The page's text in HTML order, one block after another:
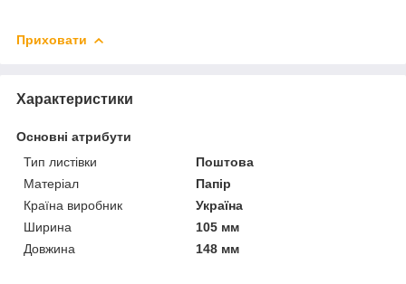
Приховати
Характеристики
Основні атрибути
Тип листівки
Поштова
Матеріал
Папір
Країна виробник
Україна
Ширина
105 мм
Довжина
148 мм